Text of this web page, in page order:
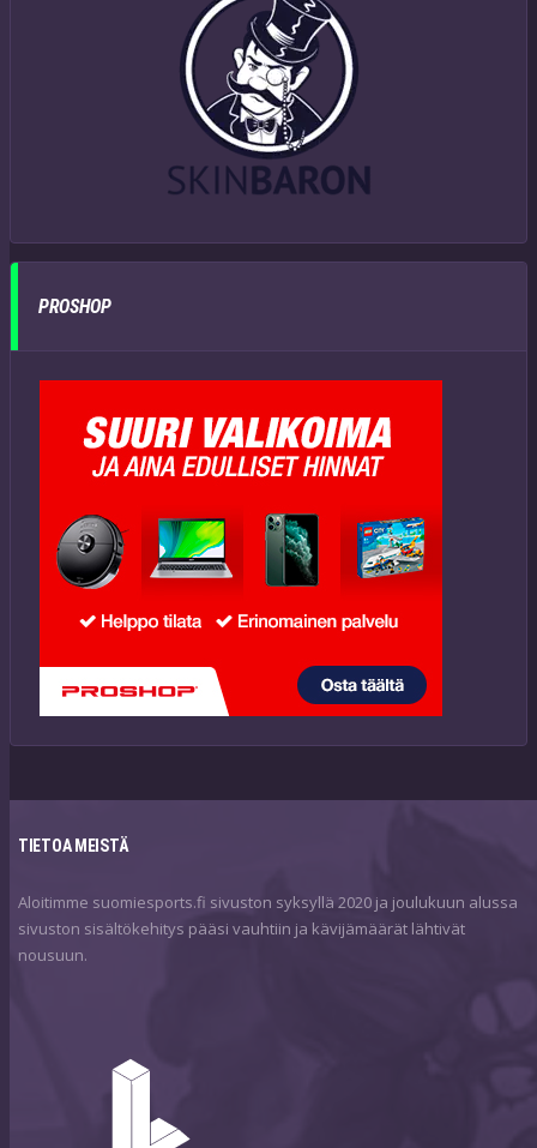
PROSHOP
TIETOA MEISTÄ
Aloitimme suomiesports.fi sivuston syksyllä 2020 ja joulukuun alussa
sivuston sisältökehitys pääsi vauhtiin ja kävijämäärät lähtivät
nousuun.